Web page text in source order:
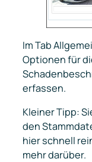
Im Tab
Optionen für
erfassen.
Kleiner Tipp:
den
hier schnell
mehr darüber.